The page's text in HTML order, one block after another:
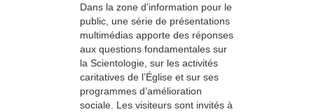
Dans la zone d’information pour le
public, une série de présentations
multimédias apporte des réponses
aux questions fondamentales sur
la Scientologie, sur les activités
caritatives de l’Église et sur ses
programmes d’amélioration
sociale. Les visiteurs sont invités à